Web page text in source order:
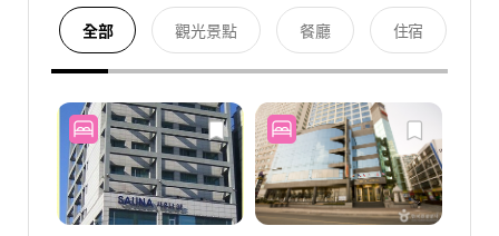
全部 觀光景點 餐廳 住宿